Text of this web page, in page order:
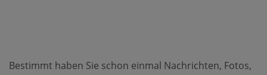
Bestimmt haben Sie schon einmal Nachrichten, Fotos,